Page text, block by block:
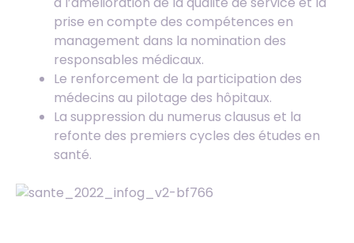
prise en compte des compétences en
management dans la nomination des
responsables médicaux.
Le renforcement de la participation des
médecins au pilotage des hôpitaux.
La suppression du numerus clausus et la
refonte des premiers cycles des études en
santé.